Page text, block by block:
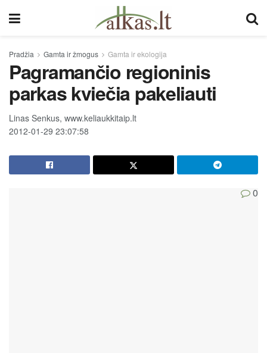
Pradžia Gamta ir žmogus Gamta ir ekologija
Pagramančio regioninis
parkas kviečia pakeliauti
Linas Senkus, www.keliaukkitaip.lt
2012-01-29 23:07:58
0